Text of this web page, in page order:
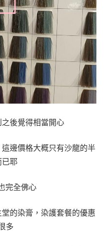
後覺得相當開心
邊價格大概只有沙龍的半
已耶
完全佛心
的染膏，染護套餐的優惠
多